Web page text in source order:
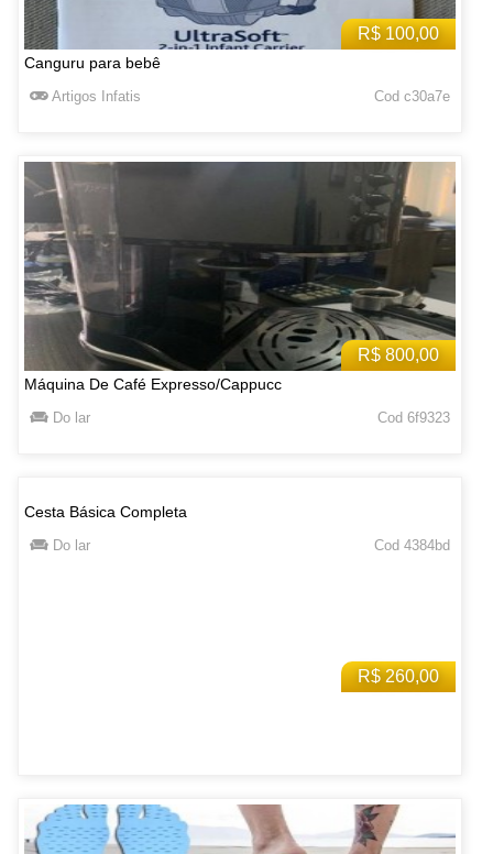
R$ 100,00
Canguru para bebê
Artigos Infatis Cod c30a7e
R$ 800,00
Máquina De Café Expresso/Cappucc
Do lar Cod 6f9323
R$ 260,00
Cesta Básica Completa
Do lar Cod 4384bd